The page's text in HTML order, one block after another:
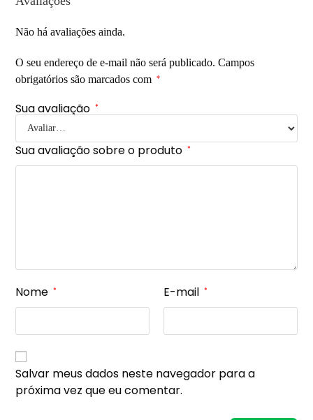
Não há avaliações ainda.
O seu endereço de e-mail não será publicado. Campos
obrigatórios são marcados com
*
Sua avaliação *
Sua avaliação sobre o produto *
Nome * E-mail *
Salvar meus dados neste navegador para a
próxima vez que eu comentar.